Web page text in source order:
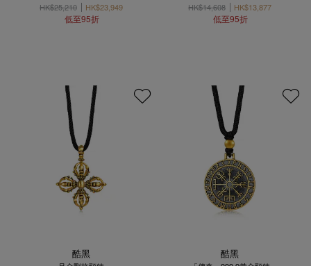
HK$25,210
HK$23,949
低至95折
HK$14,608
HK$13,877
低至95折
酷黑 酷黑